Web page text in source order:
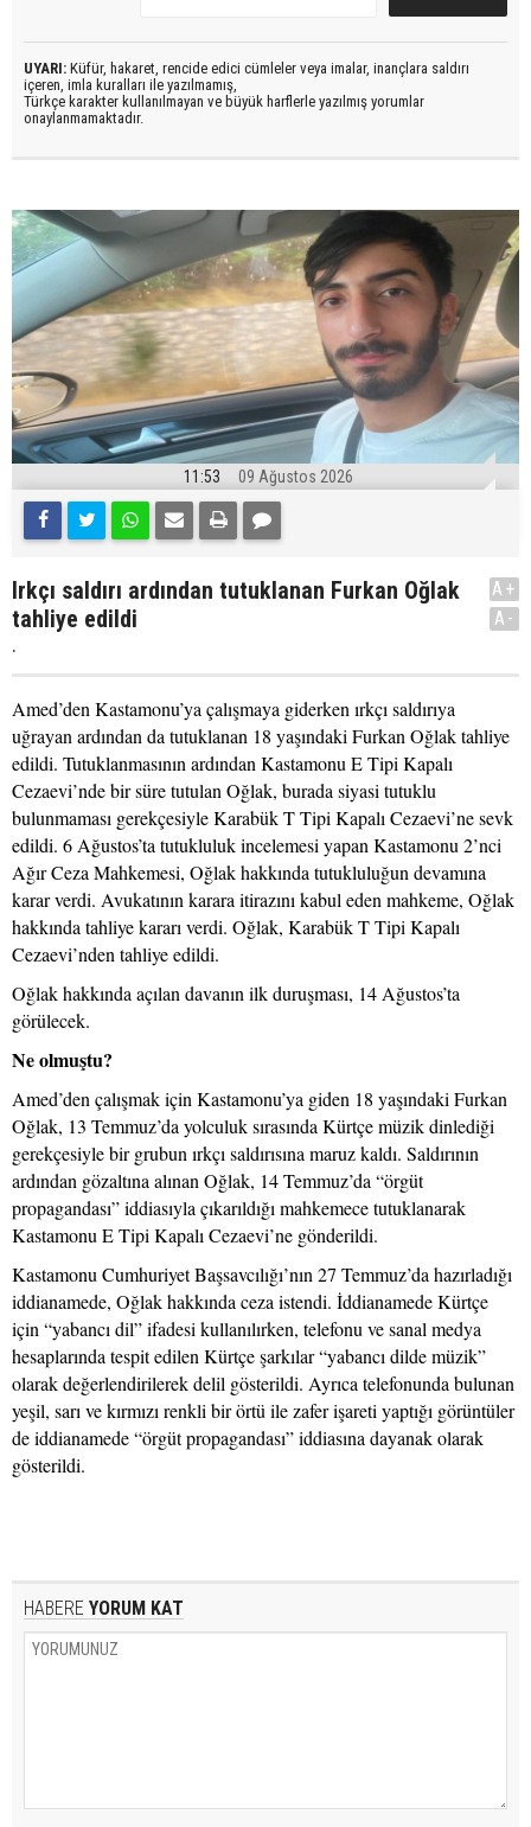
UYARI: Küfür, hakaret, rencide edici cümleler veya imalar, inançlara saldırı
içeren, imla kuralları ile yazılmamış,
Türkçe karakter kullanılmayan ve büyük harflerle yazılmış yorumlar
onaylanmamaktadır.
11:53 09 Ağustos 2026
Irkçı saldırı ardından tutuklanan Furkan Oğlak
tahliye edildi
.
A+
A-
Amed’den Kastamonu’ya çalışmaya giderken ırkçı saldırıya
uğrayan ardından da tutuklanan 18 yaşındaki Furkan Oğlak tahliye
edildi. Tutuklanmasının ardından Kastamonu E Tipi Kapalı
Cezaevi’nde bir süre tutulan Oğlak, burada siyasi tutuklu
bulunmaması gerekçesiyle Karabük T Tipi Kapalı Cezaevi’ne sevk
edildi. 6 Ağustos’ta tutukluluk incelemesi yapan Kastamonu 2’nci
Ağır Ceza Mahkemesi, Oğlak hakkında tutukluluğun devamına
karar verdi. Avukatının karara itirazını kabul eden mahkeme, Oğlak
hakkında tahliye kararı verdi. Oğlak, Karabük T Tipi Kapalı
Cezaevi’nden tahliye edildi.
Oğlak hakkında açılan davanın ilk duruşması, 14 Ağustos’ta
görülecek.
Ne olmuştu?
Amed’den çalışmak için Kastamonu’ya giden 18 yaşındaki Furkan
Oğlak, 13 Temmuz’da yolculuk sırasında Kürtçe müzik dinlediği
gerekçesiyle bir grubun ırkçı saldırısına maruz kaldı. Saldırının
ardından gözaltına alınan Oğlak, 14 Temmuz’da “örgüt
propagandası” iddiasıyla çıkarıldığı mahkemece tutuklanarak
Kastamonu E Tipi Kapalı Cezaevi’ne gönderildi.
Kastamonu Cumhuriyet Başsavcılığı’nın 27 Temmuz’da hazırladığı
iddianamede, Oğlak hakkında ceza istendi. İddianamede Kürtçe
için “yabancı dil” ifadesi kullanılırken, telefonu ve sanal medya
hesaplarında tespit edilen Kürtçe şarkılar “yabancı dilde müzik”
olarak değerlendirilerek delil gösterildi. Ayrıca telefonunda bulunan
yeşil, sarı ve kırmızı renkli bir örtü ile zafer işareti yaptığı görüntüler
de iddianamede “örgüt propagandası” iddiasına dayanak olarak
gösterildi.
HABERE YORUM KAT